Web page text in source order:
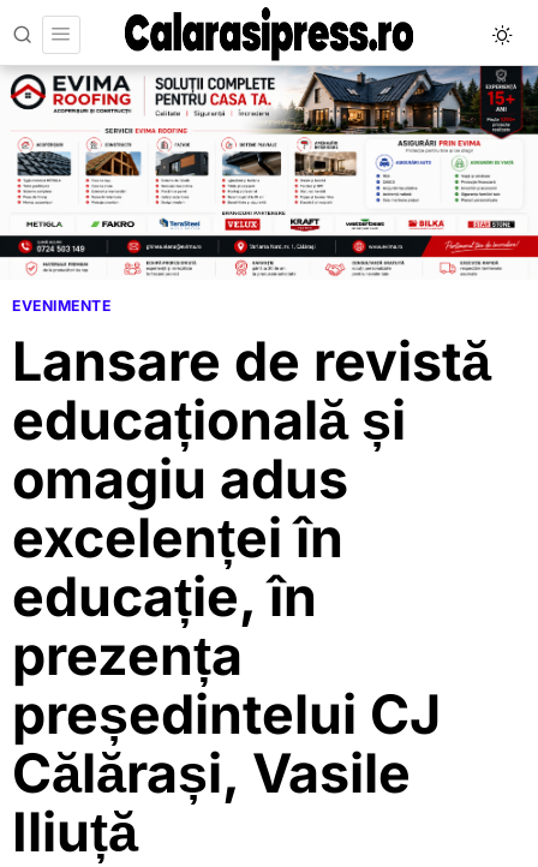
EVENIMENTE
Lansare de revistă
educațională și
omagiu adus
excelenței în
educație, în
prezența
președintelui CJ
Călărași, Vasile
Iliuță